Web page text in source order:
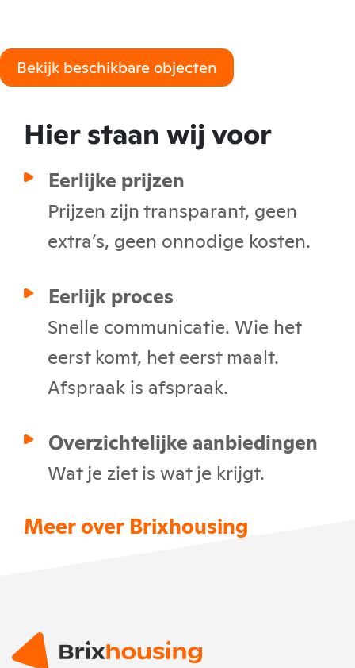
Bekijk beschikbare objecten
Hier staan wij voor
Eerlijke prijzen
Prijzen zijn transparant, geen
extra’s, geen onnodige kosten.
Eerlijk proces
Snelle communicatie. Wie het
eerst komt, het eerst maalt.
Afspraak is afspraak.
Overzichtelijke aanbiedingen
Wat je ziet is wat je krijgt.
Meer over Brixhousing